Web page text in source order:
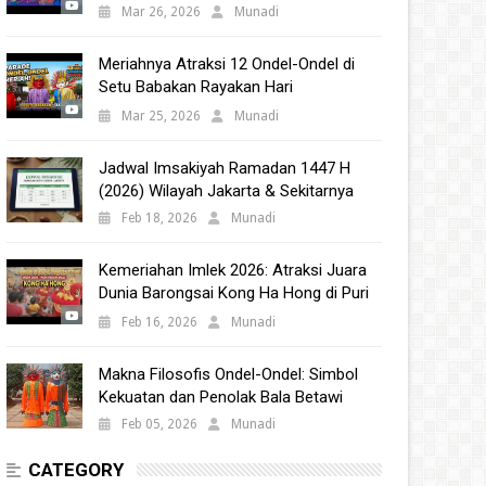
Babakan 2025
Mar 26, 2026 Munadi
Meriahnya Atraksi 12 Ondel-Ondel di
Setu Babakan Rayakan Hari
Kebudayaan Nasional 2025
Mar 25, 2026 Munadi
Jadwal Imsakiyah Ramadan 1447 H
(2026) Wilayah Jakarta & Sekitarnya
Feb 18, 2026 Munadi
Kemeriahan Imlek 2026: Atraksi Juara
Dunia Barongsai Kong Ha Hong di Puri
Indah Mall
Feb 16, 2026 Munadi
Makna Filosofis Ondel-Ondel: Simbol
Kekuatan dan Penolak Bala Betawi
Feb 05, 2026 Munadi
CATEGORY